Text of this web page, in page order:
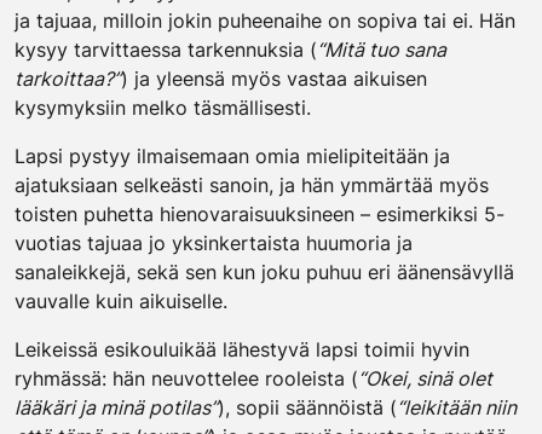
ja tajuaa, milloin jokin puheenaihe on sopiva tai ei. Hän
kysyy tarvittaessa tarkennuksia (“Mitä tuo sana
tarkoittaa?”) ja yleensä myös vastaa aikuisen
kysymyksiin melko täsmällisesti.
Lapsi pystyy ilmaisemaan omia mielipiteitään ja
ajatuksiaan selkeästi sanoin, ja hän ymmärtää myös
toisten puhetta hienovaraisuuksineen – esimerkiksi 5-
vuotias tajuaa jo yksinkertaista huumoria ja
sanaleikkejä, sekä sen kun joku puhuu eri äänensävyllä
vauvalle kuin aikuiselle.
Leikeissä esikouluikää lähestyvä lapsi toimii hyvin
ryhmässä: hän neuvottelee rooleista (“Okei, sinä olet
lääkäri ja minä potilas”), sopii säännöistä (“leikitään niin